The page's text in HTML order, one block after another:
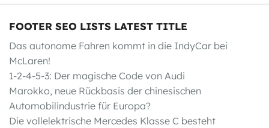
FOOTER SEO LISTS LATEST TITLE
Das autonome Fahren kommt in die IndyCar bei
McLaren!
1-2-4-5-3: Der magische Code von Audi
Marokko, neue Rückbasis der chinesischen
Automobilindustrie für Europa?
Die vollelektrische Mercedes Klasse C besteht